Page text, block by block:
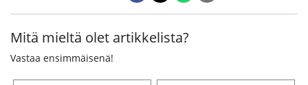
Mitä mieltä olet artikkelista?
Vastaa ensimmäisenä!